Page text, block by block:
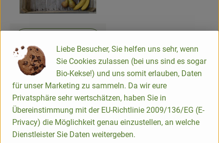
Baked goods
Beverages
Vouchers & Gift Ideas
Delivery service
About us
fruit box
Follow us
Externer Link zu https://www.bioland.de/verbraucher
Externer Link zu https://www.facebook.com/
Externer Link zu https://www.instagram.com/
Liebe Besucher, Sie helfen uns sehr, wenn
Sie Cookies zulassen (bei uns sind es sogar
Bio-Kekse!) und uns somit erlauben, Daten
für unser Marketing zu sammeln. Da wir eure
Privatsphäre sehr wertschätzen, haben Sie in
Übereinstimmung mit der EU-Richtlinie 2009/136/EG (E-
Privacy) die Möglichkeit genau einzustellen, an welche
Dienstleister Sie Daten weitergeben.